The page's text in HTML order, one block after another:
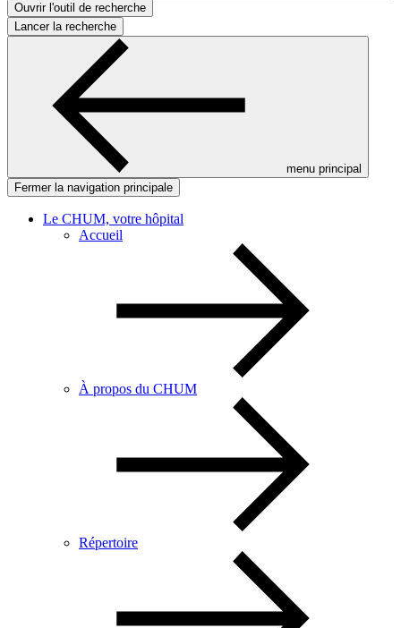
Ouvrir l'outil de recherche
Lancer la recherche
menu principal
Fermer la navigation principale
Le CHUM, votre hôpital
Accueil
À propos du CHUM
Répertoire